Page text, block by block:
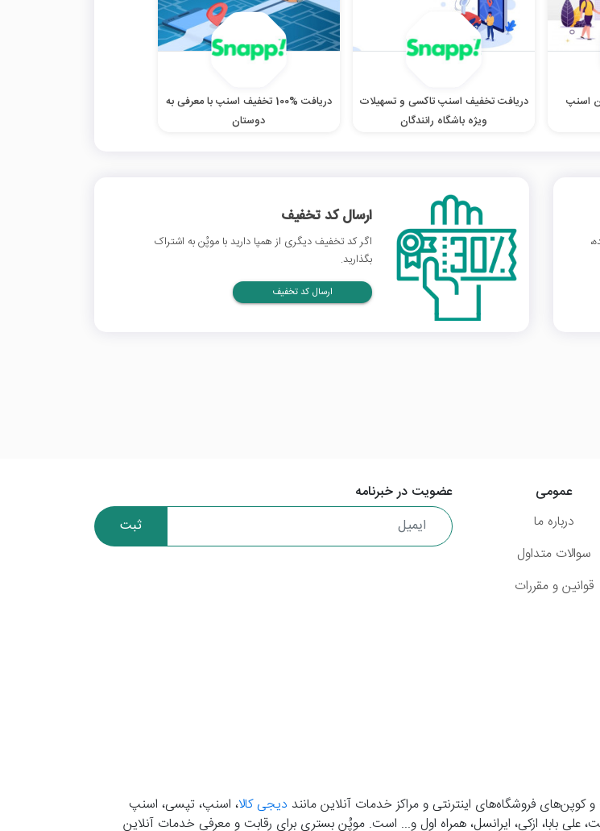
اسنپ
دریافت تخفیف اسنپ تاکسی و تسهیلات
ویژه باشگاه رانندگان
دریافت %100 تخفیف اسنپ با معرفی به
دوستان
ارسال کد تخفیف
اگر کد تخفیف دیگری از همپا دارید با موپُن به اشتراک
بگذارید.
ارسال کد تخفیف
عضویت در خبرنامه
ثبت
عمومی
درباره ما
سوالات متداول
قوانین و مقررات
و کوپن‌های فروشگاه‌های اینترنتی و مراکز خدمات آنلاین مانند دیجی کالا، اسنپ، تپسی، اسنپ
علی بابا، ازکی، ایرانسل، همراه اول و... است. موپُن بستری برای رقابت و معرفی خدمات آنلاین